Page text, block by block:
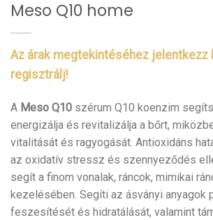
Meso Q10 home
Az árak megtekintéséhez jelentkezz
regisztrálj!
A Meso Q10 szérum Q10 koenzim
energizálja és revitalizálja a bőrt,
vitalitását és ragyogását. Antioxidáns
az oxidatív stressz és szennyeződés
segít a finom vonalak, ráncok, mimikai
kezelésében. Segíti az ásványi anyagok
feszesítését és hidratálását, valamint